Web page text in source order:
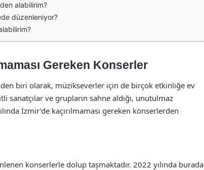
alabilirim?
düzenleniyor?
Gereken Konserler
biri olarak, müzikseverler için de birçok etkinliğe ev
sanatçılar ve grupların sahne aldığı, unutulmaz
İzmir’de kaçırılmaması gereken konserlerden
konserlerle dolup taşmaktadır. 2022 yılında burada